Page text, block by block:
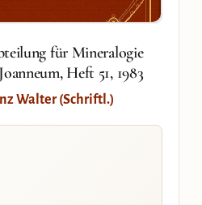
für Mineralogie
Heft 51, 1983
Walter (Schriftl.)